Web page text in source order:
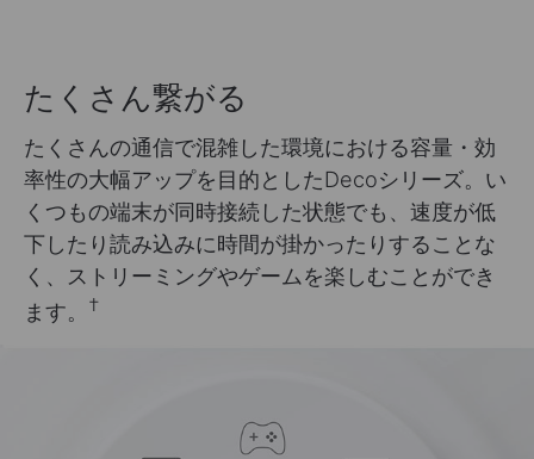
たくさん繋がる
たくさんの通信で混雑した環境における容量・効
率性の大幅アップを目的としたDecoシリーズ。い
くつもの端末が同時接続した状態でも、速度が低
下したり読み込みに時間が掛かったりすることな
く、ストリーミングやゲームを楽しむことができ
ます。
†